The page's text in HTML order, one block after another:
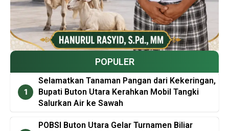
POPULER
Selamatkan Tanaman Pangan dari Kekeringan,
Bupati Buton Utara Kerahkan Mobil Tangki
Salurkan Air ke Sawah
POBSI Buton Utara Gelar Turnamen Biliar